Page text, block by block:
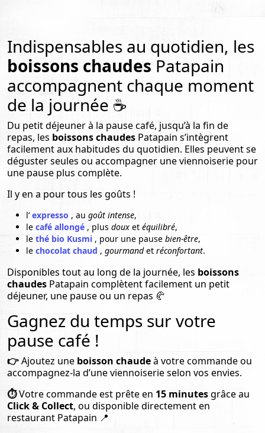
Indispensables au quotidien, les
boissons chaudes Patapain
accompagnent chaque moment
de la journée ☕
Du petit déjeuner à la pause café, jusqu’à la fin de
repas, les boissons chaudes Patapain s’intègrent
facilement aux habitudes du quotidien. Elles peuvent se
déguster seules ou accompagner une viennoiserie pour
une pause plus complète.
Il y en a pour tous les goûts !
l’expresso , au goût intense,
le café allongé , plus doux et équilibré,
le thé bio Kusmi , pour une pause bien-être,
le chocolat chaud , gourmandet réconfortant.
Disponibles tout au long de la journée, les boissons
chaudes Patapain complètent facilement un petit
déjeuner, une pause ou un repas 🥐
Gagnez du temps sur votre
pause café !
👉Ajoutez une boisson chaudeà votre commande ou
accompagnez-la d’une viennoiserie selon vos envies.
⏱️Votre commande est prête en 15 minutesgrâce au
Click & Collect, ou disponible directement en
restaurant Patapain 📍